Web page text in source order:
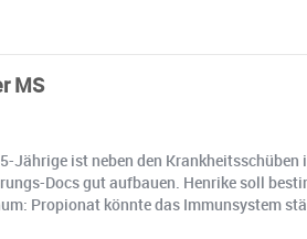
MS
ist neben den
Docs gut aufbauen. Henrike soll
Propionat könnte das Immunsystem